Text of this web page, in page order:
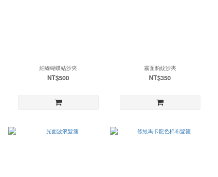
細線蝴蝶結沙夾
NT$500
霧面豹紋沙夾
NT$350